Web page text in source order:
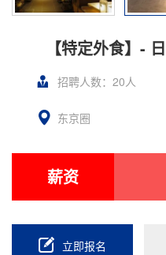
【特定外食】-
招聘人数：20人
东京圈
薪资
立即报名